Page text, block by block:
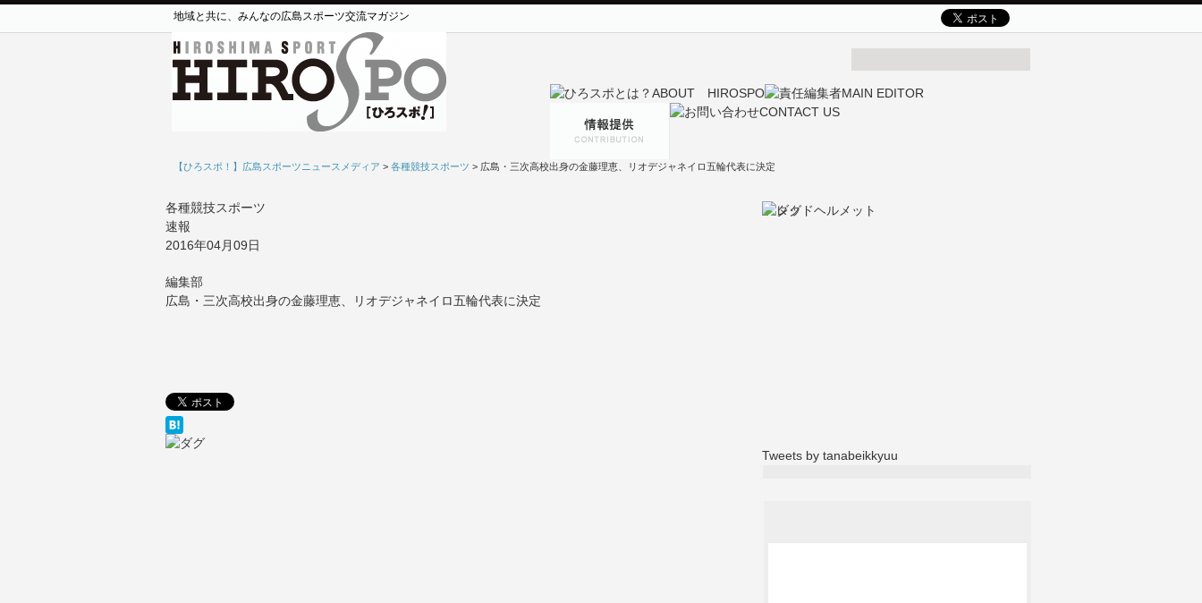
地域と共に、みんなの広島スポーツ交流マガジン
【ひろスポ！】広島スポーツニュースメディア > 各種競技スポーツ > 広島・三次高校出身の金藤理恵、リオデジャネイロ五輪代表に決定
各種競技スポーツ
速報
2016年04月09日
編集部
広島・三次高校出身の金藤理恵、リオデジャネイロ五輪代表に決定
Tweets by tanabeikkyuu